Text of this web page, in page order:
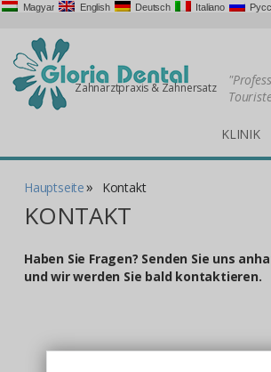
Magyar English Deutsch Italiano
Zahnarztpraxis & Zahnersatz
KLINIK
Hauptseite» Kontakt
KONTAKT
Haben Sie Fragen? Senden Sie uns
und wir werden Sie bald kontaktieren.